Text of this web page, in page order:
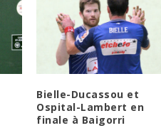
Bielle-Ducassou et
Ospital-Lambert en
finale à Baigorri